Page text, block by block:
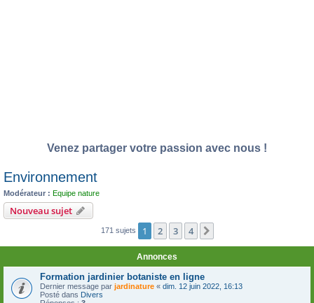
Venez partager votre passion avec nous !
Environnement
Modérateur : Equipe nature
Nouveau sujet
171 sujets 1 2 3 4
Annonces
Formation jardinier botaniste en ligne
Dernier message par jardinature « dim. 12 juin 2022, 16:13
Posté dans Divers